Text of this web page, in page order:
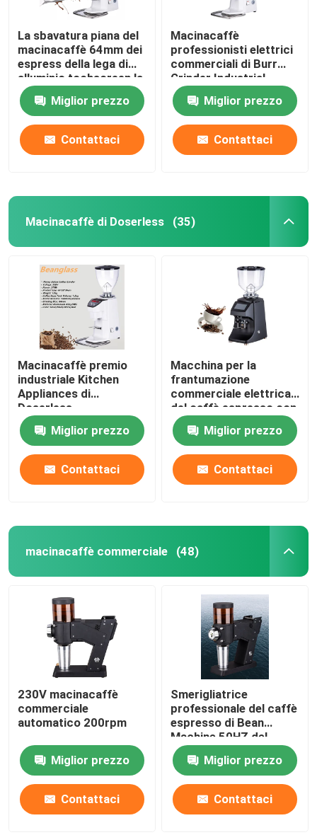
La sbavatura piana del
macinacaffè 64mm dei
espress della lega di
alluminio tochscreen la
smerigliatrice
Miglior prezzo
Contattaci
Macinacaffè
professionisti elettrici
commerciali di Burr
Grinder Industrial
Espresso Large
Miglior prezzo
Contattaci
Macinacaffè di Doserless (35)
Macinacaffè premio
industriale Kitchen
Appliances di
Doserless
Miglior prezzo
Contattaci
Macchina per la
frantumazione
commerciale elettrica
del caffè espresso con
la sbavatura di titanio
Miglior prezzo
Contattaci
macinacaffè commerciale (48)
230V macinacaffè
commerciale
automatico 200rpm
Miglior prezzo
Contattaci
Smerigliatrice
professionale del caffè
espresso di Bean
Machine 50HZ del
caffè espresso
dell'OEMMiglior prezzo
Contattaci